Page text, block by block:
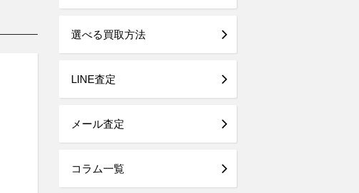
選べる買取方法
LINE査定
メール査定
コラム一覧